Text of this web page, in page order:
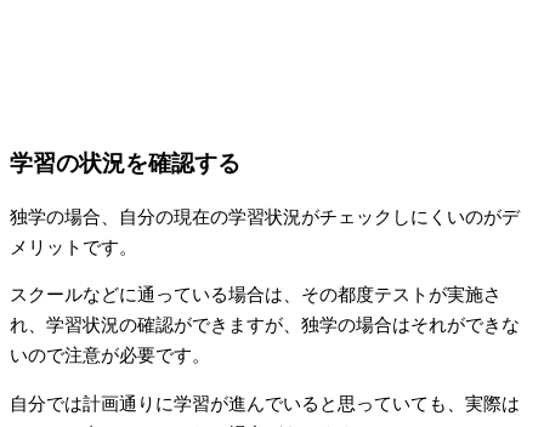
学習の状況を確認する
独学の場合、自分の現在の学習状況がチェックしにくいのがデ
メリットです。
スクールなどに通っている場合は、その都度テストが実施さ
れ、学習状況の確認ができますが、独学の場合はそれができな
いので注意が必要です。
自分では計画通りに学習が進んでいると思っていても、実際は